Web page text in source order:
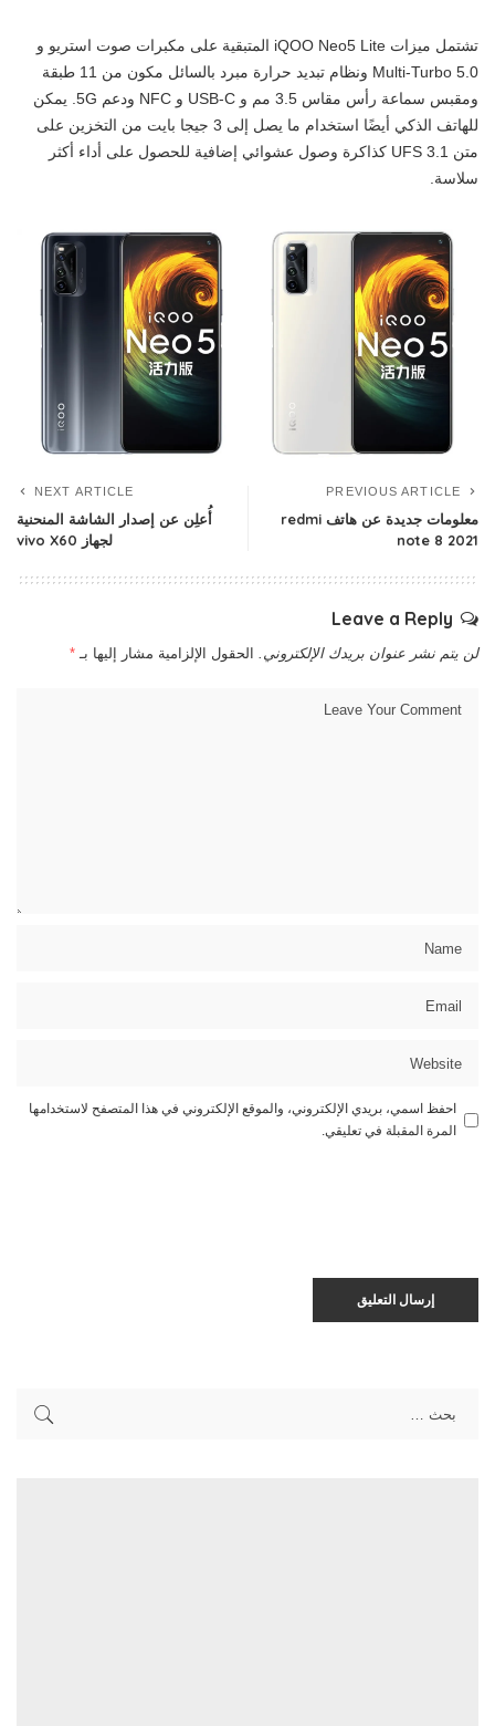
تشتمل ميزات iQOO Neo5 Lite المتبقية على مكبرات صوت استريو و
Multi-Turbo 5.0 ونظام تبديد حرارة مبرد بالسائل مكون من 11 طبقة
ومقبس سماعة رأس مقاس 3.5 مم و USB-C و NFC ودعم 5G. يمكن
للهاتف الذكي أيضًا استخدام ما يصل إلى 3 جيجا بايت من التخزين على
متن UFS 3.1 كذاكرة وصول عشوائي إضافية للحصول على أداء أكثر
سلاسة.
PREVIOUS ARTICLE
معلومات جديدة عن هاتف redmi
note 8 2021
NEXT ARTICLE
أُعلِن عن إصدار الشاشة المنحنية
لجهاز vivo X60
Leave a Reply
لن يتم نشر عنوان بريدك الإلكتروني. الحقول الإلزامية مشار إليها بـ *
احفظ اسمي، بريدي الإلكتروني، والموقع الإلكتروني في هذا المتصفح لاستخدامها
المرة المقبلة في تعليقي.